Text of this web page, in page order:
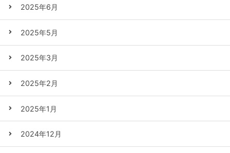
2025年6月
2025年5月
2025年3月
2025年2月
2025年1月
2024年12月